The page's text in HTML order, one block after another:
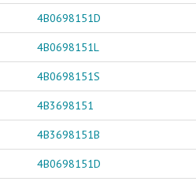
4B0698151D
4B0698151L
4B0698151S
4B3698151
4B3698151B
4B0698151D